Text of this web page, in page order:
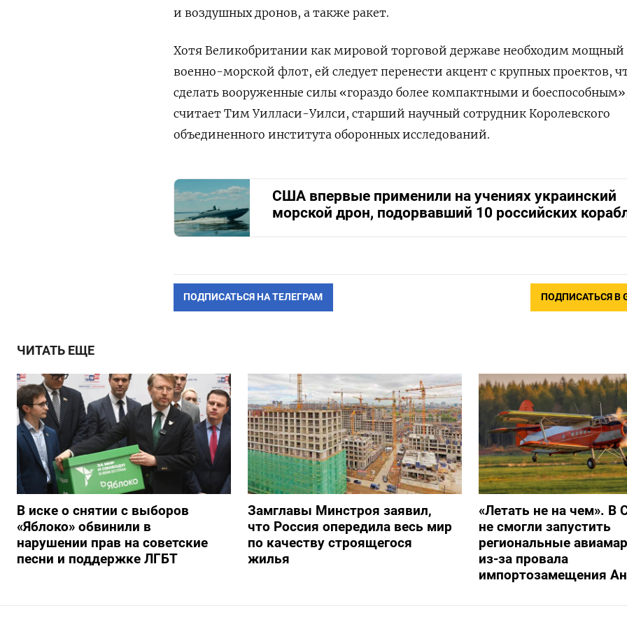
и воздушных дронов, а также ракет.
Хотя Великобритании как мировой торговой державе необходим мощный
военно-морской флот, ей следует перенести акцент с крупных проектов,
сделать вооруженные силы «гораздо более компактными и
считает Тим Уилласи-Уилси, старший научный сотрудник Королевского
объединенного института оборонных исследований.
США впервые применили на учениях украинский
морской дрон, подорвавший 10 российских
ПОДПИСАТЬСЯ НА ТЕЛЕГРАМ ПОДПИСАТЬСЯ В
ЧИТАТЬ ЕЩЕ
В иске о снятии с выборов
«Яблоко» обвинили в
нарушении прав на советские
песни и поддержке ЛГБТ
Замглавы Минстроя заявил,
что Россия опередила весь мир
по качеству строящегося
жилья
«Летать не на чем». В
не смогли запустить
региональные
из-за провала
импортозамещения